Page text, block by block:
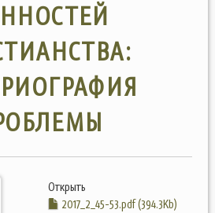
Открыть
2017_2_45-53.pdf (394.3Kb)